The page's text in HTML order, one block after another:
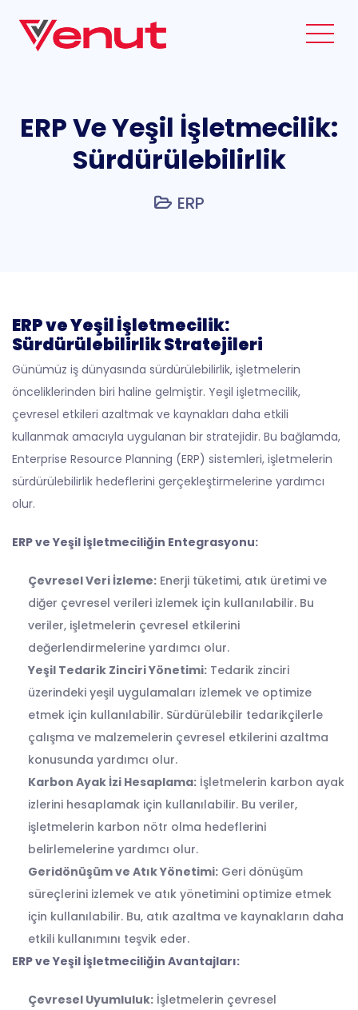
ERP Ve Yeşil İşletmecilik:
Sürdürülebilirlik
ERP
ERP ve Yeşil İşletmecilik:
Sürdürülebilirlik Stratejileri
Günümüz iş dünyasında sürdürülebilirlik, işletmelerin
önceliklerinden biri haline gelmiştir. Yeşil işletmecilik,
çevresel etkileri azaltmak ve kaynakları daha etkili
kullanmak amacıyla uygulanan bir stratejidir. Bu bağlamda,
Enterprise Resource Planning (ERP) sistemleri, işletmelerin
sürdürülebilirlik hedeflerini gerçekleştirmelerine yardımcı
olur.
ERPve Yeşil İşletmeciliğin Entegrasyonu:
Çevresel Veri İzleme: Enerji tüketimi, atık üretimi ve
diğer çevresel verileri izlemek için kullanılabilir. Bu
veriler, işletmelerin çevresel etkilerini
değerlendirmelerine yardımcı olur.
Yeşil Tedarik Zinciri Yönetimi: Tedarik zinciri
üzerindeki yeşil uygulamaları izlemek ve optimize
etmek için kullanılabilir. Sürdürülebilir tedarikçilerle
çalışma ve malzemelerin çevresel etkilerini azaltma
konusunda yardımcı olur.
Karbon Ayak İzi Hesaplama: İşletmelerin karbon ayak
izlerini hesaplamak için kullanılabilir. Bu veriler,
işletmelerin karbon nötr olma hedeflerini
belirlemelerine yardımcı olur.
Geridönüşüm ve Atık Yönetimi: Geri dönüşüm
süreçlerini izlemek ve atık yönetimini optimize etmek
için kullanılabilir. Bu, atık azaltma ve kaynakların daha
etkili kullanımını teşvik eder.
ERPve Yeşil İşletmeciliğin Avantajları:
Çevresel Uyumluluk: İşletmelerin çevresel